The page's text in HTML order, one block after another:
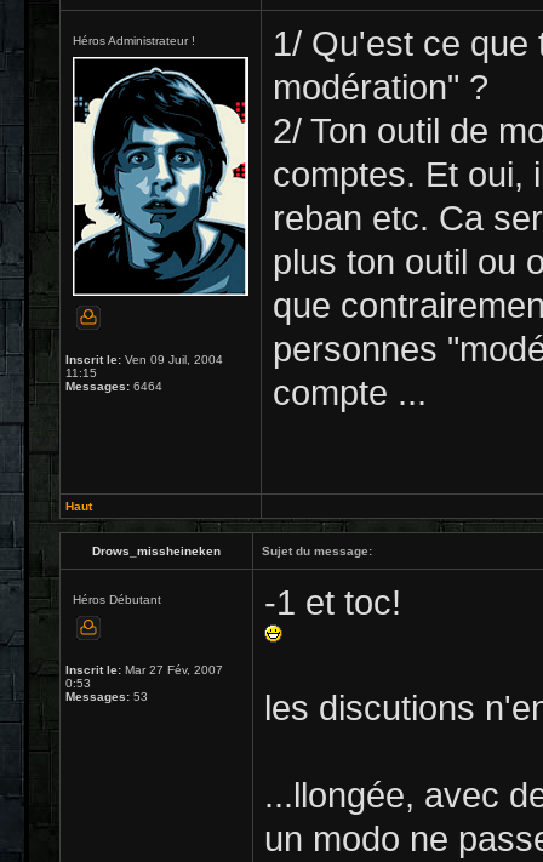
Héros Administrateur !
Inscrit le: Ven 09 Juil, 2004
11:15
Messages: 6464
1/ Qu'est ce que
modération" ?
2/ Ton outil de
comptes. Et oui,
reban etc. Ca
plus ton outil ou
que
personnes
compte ...
Haut
Drows_missheineken Sujet du message:
Héros Débutant
Inscrit le: Mar 27 Fév, 2007
0:53
Messages: 53
-1 et toc!
les discutions
...llongée, avec
un modo ne